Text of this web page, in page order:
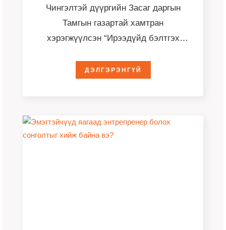
Чингэлтэй дүүргийн Засаг даргын
Тамгын газартай хамтран
хэрэгжүүлсэн “Ирээдүйд бэлтгэх
дүгээр сарын 6-наас 5 дугаар
ДЭЛГЭРЭНГҮЙ